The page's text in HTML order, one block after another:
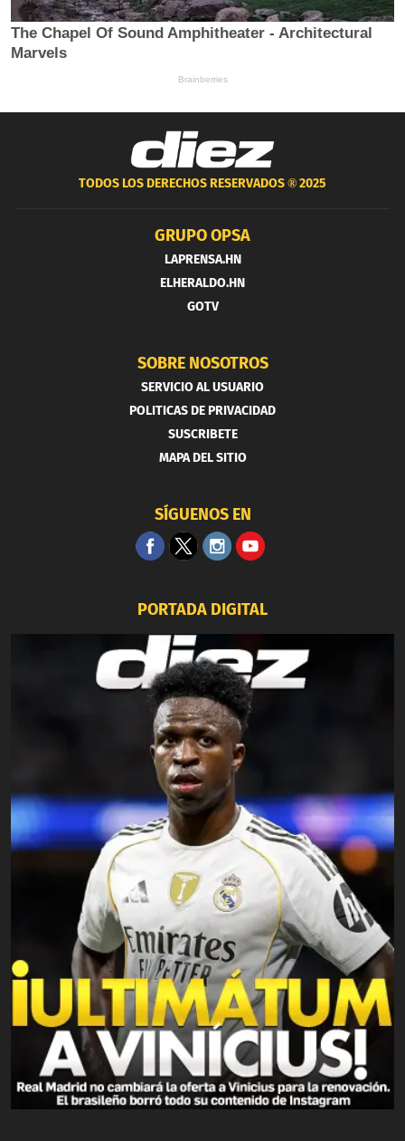
TODOS LOS DERECHOS RESERVADOS ®2025
GRUPO OPSA
LAPRENSA.HN
ELHERALDO.HN
GOTV
SOBRE NOSOTROS
SERVICIO AL USUARIO
POLITICAS DE PRIVACIDAD
SUSCRIBETE
MAPA DEL SITIO
SÍGUENOS EN
PORTADA DIGITAL